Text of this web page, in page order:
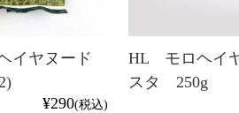
イヤヌード
¥290(税込)
HL モロヘイ
スタ 250g